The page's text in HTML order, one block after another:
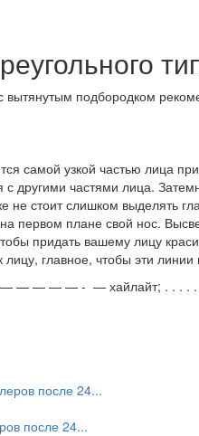
вытянутым подбородком
самой узкой частью лица
с другими частями лица.
не стоит слишком выделять
первом плане свой нос.
придать вашему лицу
лицу, главное, чтобы эти
— — — — - — хайлайт; . . . . .
после 24...